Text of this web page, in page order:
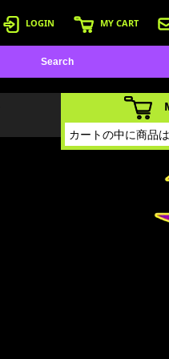
LOGIN MY CART
カートの中に商品